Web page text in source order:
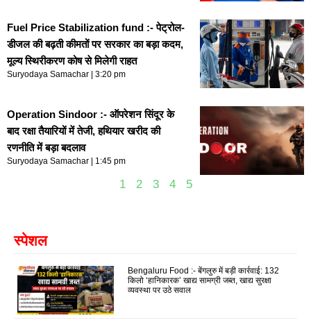
Fuel Price Stabilization fund :- पेट्रोल-
डीजल की बढ़ती कीमतों पर सरकार का बड़ा कदम,
मूल्य स्थिरीकरण कोष से मिलेगी राहत
Suryodaya Samachar 3:20 pm
Operation Sindoor :- ऑपरेशन सिंदूर के
बाद रक्षा तैयारियों में तेजी, हथियार खरीद की
रणनीति में बड़ा बदलाव
Suryodaya Samachar 1:45 pm
1 2 3 4 5
स्पेशल
Bengaluru Food :- बेंगलुरु में बड़ी कार्रवाई: 132
किलो ‘हानिकारक’ खाद्य सामग्री जब्त, खाद्य सुरक्षा
व्यवस्था पर उठे सवाल